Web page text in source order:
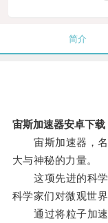
简介
宙斯加速器安卓下载
宙斯加速器，名
大与神秘的力量。
这项先进的科学
科学家们对微观世
通过将粒子加速